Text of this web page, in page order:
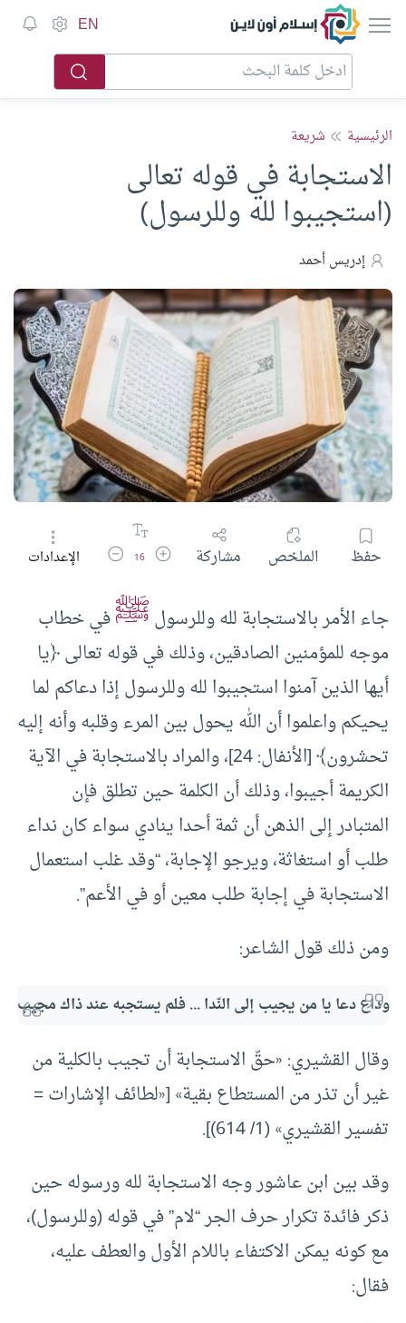
إسلام أون لاين EN
الرئيسية شريعة
الاستجابة في قوله تعالى
(استجيبوا لله وللرسول)
إدريس أحمد
حفظ الملخص مشاركة زيادة حجم الخط
16 تقليل حجم الخط
الإعدادات
جاء الأمر بالاستجابة لله وللرسولﷺفي خطاب
موجه للمؤمنين الصادقين، وذلك في قوله تعالى ﴿يا
أيها الذين آمنوا استجيبوا لله وللرسول إذا دعاكم لما
يحيكم واعلموا أن الله يحول بين المرء وقلبه وأنه إليه
تحشرون﴾ [الأنفال: 24]، والمراد بالاستجابة في الآية
الكريمة أجيبوا، وذلك أن الكلمة حين تطلق فإن
المتبادر إلى الذهن أن ثمة أحدا ينادي سواء كان نداء
طلب أو استغاثة، ويرجو الإجابة، “وقد غلب استعمال
الاستجابة في إجابة طلب معين أو في الأعم”.
ومن ذلك قول الشاعر:
وداع دعا يا من يجيب إلى النّدا ... فلم يستجبه عند ذاك مجيب
وقال القشيري: «حقّ الاستجابة أن تجيب بالكلية من
غير أن تذر من المستطاع بقية» [«لطائف الإشارات =
تفسير القشيري» (1/ 614)].
وقد بين ابن عاشور وجه الاستجابة لله ورسوله حين
ذكر فائدة تكرار حرف الجر “لام” في قوله (وللرسول)،
مع كونه يمكن الاكتفاء باللام الأول والعطف عليه،
فقال: